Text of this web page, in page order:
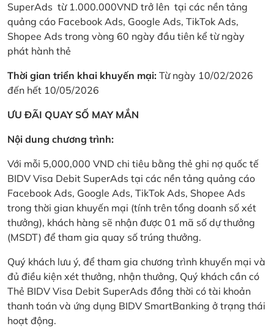
SuperAds từ 1.000.000VND trở lên tại các nền tảng
quảng cáo Facebook Ads, Google Ads, TikTok Ads,
Shopee Ads trong vòng 60 ngày đầu tiên kể từ ngày
phát hành thẻ
Thời gian triển khai khuyến mại: Từ ngày 10/02/2026
đến hết 10/05/2026
ƯU ĐÃI QUAY SỐ MAY MẮN
Nội dung chương trình:
Với mỗi 5,000,000 VND chi tiêu bằng thẻ ghi nợ quốc tế
BIDV Visa Debit SuperAds tại các nền tảng quảng cáo
Facebook Ads, Google Ads, TikTok Ads, Shopee Ads
trong thời gian khuyến mại (tính trên tổng doanh số xét
thưởng), khách hàng sẽ nhận được 01 mã số dự thưởng
(MSDT) để tham gia quay số trúng thưởng.
Quý khách lưu ý, để tham gia chương trình khuyến mại và
đủ điều kiện xét thưởng, nhận thưởng, Quý khách cần có
Thẻ BIDV Visa Debit SuperAds đồng thời có tài khoản
thanh toán và ứng dụng BIDV SmartBanking ở trạng thái
hoạt động.